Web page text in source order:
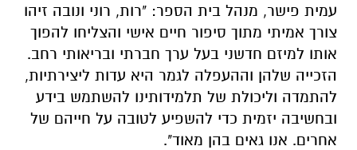
עמית פישר, מנהל בית הספר: "רות, רוני ונובה זיהו
צורך אמיתי מתוך סיפור חיים אישי והצליחו להפוך
אותו למיזם חדשני בעל ערך חברתי ובריאותי רחב.
הזכייה שלהן וההעפלה לגמר היא עדות ליצירתיות,
להתמדה וליכולת של תלמידותינו להשתמש בידע
ובחשיבה יזמית כדי להשפיע לטובה על חייהם של
אחרים. אנו גאים בהן מאוד".